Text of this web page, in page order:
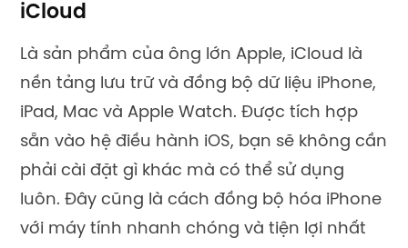
iCloud
Là sản phẩm của ông lớn Apple, iCloud là
nền tảng lưu trữ và đồng bộ dữ liệu iPhone,
iPad, Mac và Apple Watch. Được tích hợp
sẵn vào hệ điều hành iOS, bạn sẽ không cần
phải cài đặt gì khác mà có thể sử dụng
luôn. Đây cũng là cách đồng bộ hóa iPhone
với máy tính nhanh chóng và tiện lợi nhất